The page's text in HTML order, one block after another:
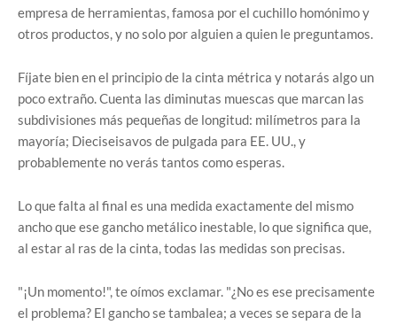
empresa de herramientas, famosa por el cuchillo homónimo y
otros productos, y no solo por alguien a quien le preguntamos.
Fíjate bien en el principio de la cinta métrica y notarás algo un
poco extraño. Cuenta las diminutas muescas que marcan las
subdivisiones más pequeñas de longitud: milímetros para la
mayoría; Dieciseisavos de pulgada para EE. UU., y
probablemente no verás tantos como esperas.
Lo que falta al final es una medida exactamente del mismo
ancho que ese gancho metálico inestable, lo que significa que,
al estar al ras de la cinta, todas las medidas son precisas.
"¡Un momento!", te oímos exclamar. "¿No es ese precisamente
el problema? El gancho se tambalea; a veces se separa de la